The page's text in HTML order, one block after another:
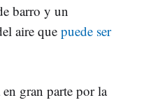
barro y un
aire que puede ser
gran parte por la